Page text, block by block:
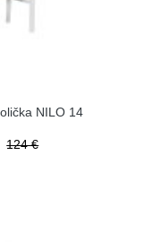
NILO 14
124 €